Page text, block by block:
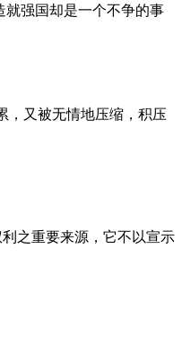
就强国却是一个不争的事
，又被无情地压缩，积压
之重要来源，它不以宣示